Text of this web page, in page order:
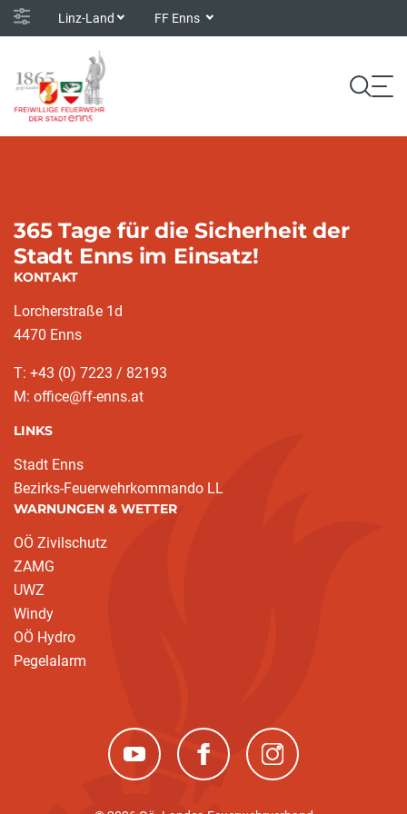
Linz-Land FF Enns
365 Tage für die Sicherheit der
Stadt Enns im Einsatz!
KONTAKT
Lorcherstraße 1d
4470 Enns
T: +43 (0) 7223 / 82193
M: office@ff-enns.at
LINKS
Stadt Enns
Bezirks-Feuerwehrkommando LL
WARNUNGEN & WETTER
OÖ Zivilschutz
ZAMG
UWZ
Windy
OÖ Hydro
Pegelalarm
(neues Fenster)(neues Fenster)(neues Fenster)